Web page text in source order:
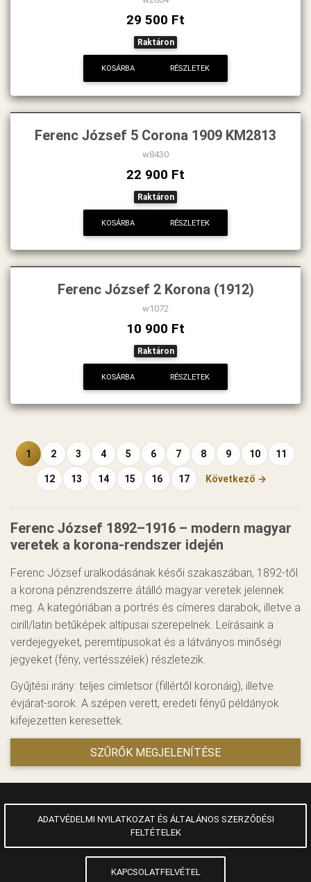
29 500 Ft
Raktáron
KOSÁRBA RÉSZLETEK
Ferenc József 5 Corona 1909 KM2813
w8430
22 900 Ft
Raktáron
KOSÁRBA RÉSZLETEK
Ferenc József 2 Korona (1912)
w1072
10 900 Ft
Raktáron
KOSÁRBA RÉSZLETEK
1 2 3 4 5 6 7 8 9 10
11
12
13 14 15 16 17 Következő →
Ferenc József 1892–1916 – modern magyar
veretek a korona-rendszer idején
Ferenc József uralkodásának késői szakaszában, 1892-től
a korona pénzrendszerre átálló magyar veretek jelennek
meg. A kategóriában a portrés és címeres darabok, illetve a
cirill/latin betűképek altípusai szerepelnek. Leírásaink a
verdejegyeket, peremtípusokat és a látványos minőségi
jegyeket (fény, vertésszélek) részletezik.
Gyűjtési irány: teljes címletsor (fillértől koronáig), illetve
évjárat-sorok. A szépen verett, eredeti fényű példányok
kifejezetten keresettek.
SZŰRŐK MEGJELENÍTÉSE
ADATVÉDELMI NYILATKOZAT ÉS ÁLTALÁNOS SZERZŐDÉSI
FELTÉTELEK
KAPCSOLATFELVÉTEL